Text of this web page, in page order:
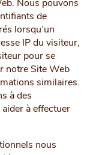
Nous pouvons
de
lorsqu’un
IP du visiteur,
pour se
notre Site Web
similaires.
à des
à effectuer
nous